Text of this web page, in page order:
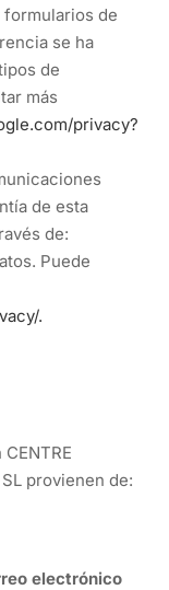
formularios de
se ha
de
más
privacy?
de esta
de:
Puede
.
SL provienen de:
electrónico